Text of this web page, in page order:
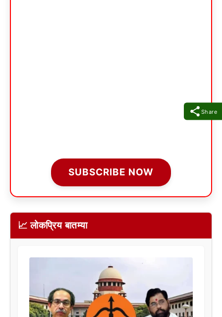
Share
SUBSCRIBE NOW
📈 लोकप्रिय बातम्या